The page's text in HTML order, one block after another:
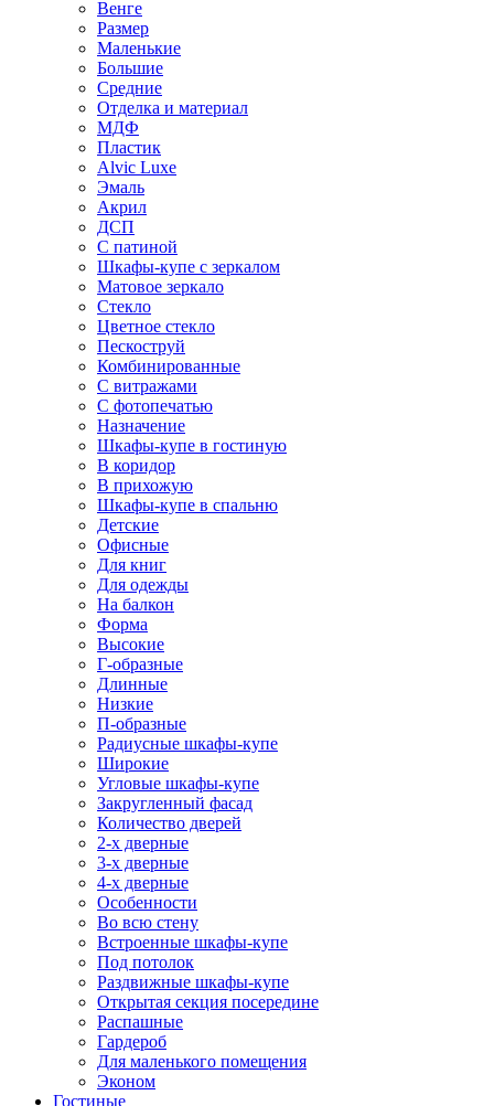
Венге
Размер
Маленькие
Большие
Средние
Отделка и материал
МДФ
Пластик
Alvic Luxe
Эмаль
Акрил
ДСП
С патиной
Шкафы-купе с зеркалом
Матовое зеркало
Стекло
Цветное стекло
Пескоструй
Комбинированные
С витражами
С фотопечатью
Назначение
Шкафы-купе в гостиную
В коридор
В прихожую
Шкафы-купе в спальню
Детские
Офисные
Для книг
Для одежды
На балкон
Форма
Высокие
Г-образные
Длинные
Низкие
П-образные
Радиусные шкафы-купе
Широкие
Угловые шкафы-купе
Закругленный фасад
Количество дверей
2-х дверные
3-х дверные
4-х дверные
Особенности
Во всю стену
Встроенные шкафы-купе
Под потолок
Раздвижные шкафы-купе
Открытая секция посередине
Распашные
Гардероб
Для маленького помещения
Эконом
Гостиные